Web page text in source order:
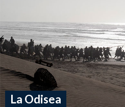
La Odisea